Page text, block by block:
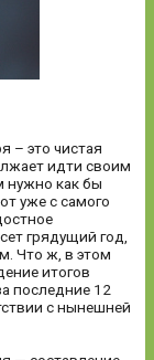
– это чистая
идти своим
нужно как бы
уже с самого
грядущий год,
Что ж, в этом
итогов
последние 12
с нынешней